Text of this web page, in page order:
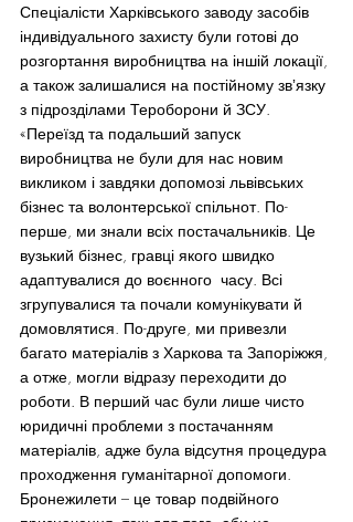
Спеціалісти Харківського заводу засобів
індивідуального захисту були готові до
розгортання виробництва на іншій локації,
а також залишалися на постійному звʼязку
з підрозділами Тероборони й ЗСУ.
«Переїзд та подальший запуск
виробництва не були для нас новим
викликом і завдяки допомозі львівських
бізнес та волонтерської спільнот. По-
перше, ми знали всіх постачальників. Це
вузький бізнес, гравці якого швидко
адаптувалися до воєнного  часу. Всі
згрупувалися та почали комунікувати й
домовлятися. По-друге, ми привезли
багато матеріалів з Харкова та Запоріжжя,
а отже, могли відразу переходити до
роботи. В перший час були лише чисто
юридичні проблеми з постачанням
матеріалів, адже була відсутня процедура
проходження гуманітарної допомоги.
Бронежилети – це товар подвійного